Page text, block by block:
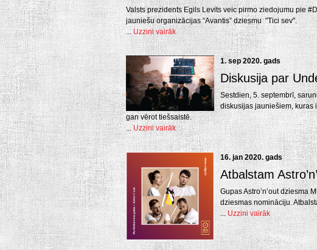
Valsts prezidents Egils Levits veic pirmo ziedojumu pie
jauniešu organizācijas “Avantis” dziesmu "Tici sev".
...Uzzini vairāk
1. sep 2020. gads
Diskusija par
Sestdien, 5. septembrī,
diskusijas jauniešiem, kuras
gan vērot tiešsaistē.
...Uzzini vairāk
16. jan 2020. gads
Atbalstam
Gupas Astro’n’out dziesma
dziesmas nomināciju.
Uzzini vairāk